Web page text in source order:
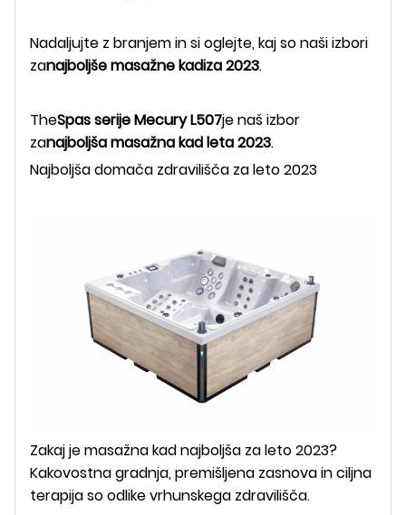
Nadaljujte z branjem in si oglejte, kaj so naši izbori
zanajboljše masažne kadiza 2023.
TheSpas serije Mecury L507je naš izbor
zanajboljša masažna kad leta 2023.
Najboljša domača zdravilišča za leto 2023
Zakaj je masažna kad najboljša za leto 2023?
Kakovostna gradnja, premišljena zasnova in ciljna
terapija so odlike vrhunskega zdravilišča.